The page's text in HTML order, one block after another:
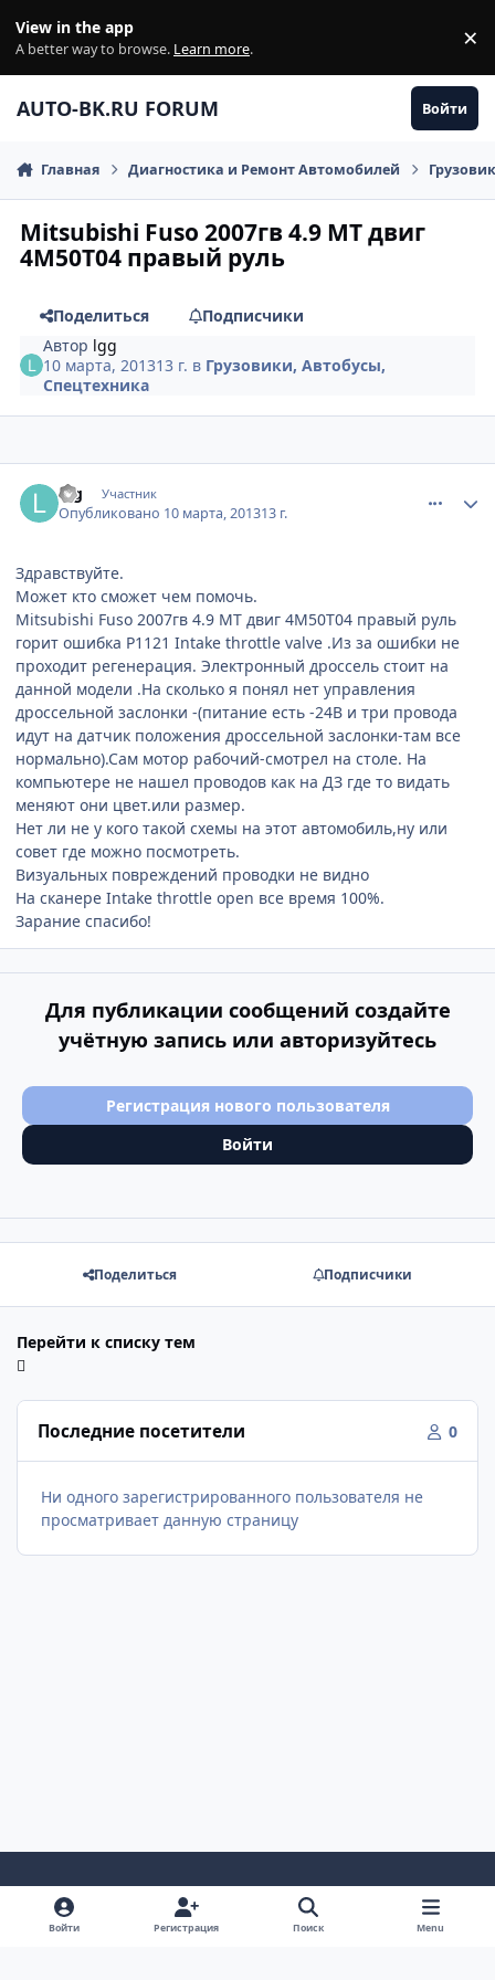
View in the app
A better way to browse. Learn more. ×
AUTO-BK.RU FORUM Войти
Главная Диагностика и Ремонт Автомобилей
Mitsubishi Fuso 2007гв 4.9 МТ двиг
4М50Т04 правый руль
Поделиться
Подписчики
Автор lgg
10 марта, 201313 г. в Грузовики, Автобусы,
Cпецтехника
lgg Участник
Опубликовано 10 марта, 201313 г.
Здравствуйте.
Может кто сможет чем помочь.
Mitsubishi Fuso 2007гв 4.9 МТ двиг 4М50Т04 правый руль
горит ошибка Р1121 Intake throttle valve .Из за ошибки не
проходит регенерация. Электронный дроссель стоит на
данной модели .На сколько я понял нет управления
дроссельной заслонки -(питание есть -24В и три провода
идут на датчик положения дроссельной заслонки-там все
нормально).Сам мотор рабочий-смотрел на столе. На
компьютере не нашел проводов как на ДЗ где то видать
меняют они цвет.или размер.
Нет ли не у кого такой схемы на этот автомобиль,ну или
совет где можно посмотреть.
Визуальных повреждений проводки не видно
На сканере Intake throttle open все время 100%.
Зарание спасибо!
Для публикации сообщений создайте
учётную запись или авторизуйтесь
Регистрация нового пользователя
Войти
Поделиться Подписчики
Перейти к списку тем
Последние посетители 0
Ни одного зарегистрированного пользователя не
просматривает данную страницу
Светлый Режим
Темный РежимНастройка Системы
Войти Регистрация Поиск Menu